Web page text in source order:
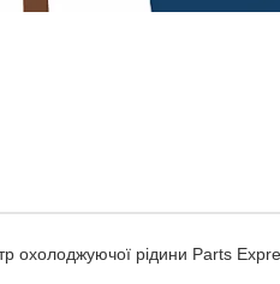
охолоджуючої рідини Parts